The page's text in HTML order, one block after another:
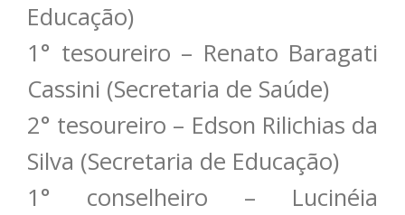
Educação)
1° tesoureiro – Renato Baragati
Cassini (Secretaria de Saúde)
2° tesoureiro – Edson Rilichias da
Silva (Secretaria de Educação)
1° conselheiro – Lucinéia